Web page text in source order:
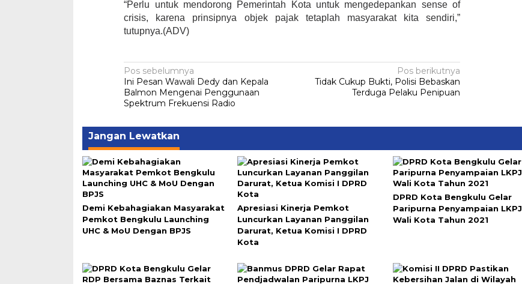
“Perlu untuk mendorong Pemerintah Kota untuk mengedepankan sense of
crisis, karena prinsipnya objek pajak tetaplah masyarakat kita sendiri,”
tutupnya.(ADV)
Navigasi
pos
Pos sebelumnya
Ini Pesan Wawali Dedy dan Kepala
Balmon Mengenai Penggunaan
Spektrum Frekuensi Radio
Pos berikutnya
Tidak Cukup Bukti, Polisi Bebaskan
Terduga Pelaku Penipuan
Jangan Lewatkan
Demi Kebahagiakan Masyarakat
Pemkot Bengkulu Launching
UHC & MoU Dengan BPJS
Apresiasi Kinerja Pemkot
Luncurkan Layanan Panggilan
Darurat, Ketua Komisi I DPRD
Kota
DPRD Kota Bengkulu Gelar
Paripurna Penyampaian LKPJ
Wali Kota Tahun 2021